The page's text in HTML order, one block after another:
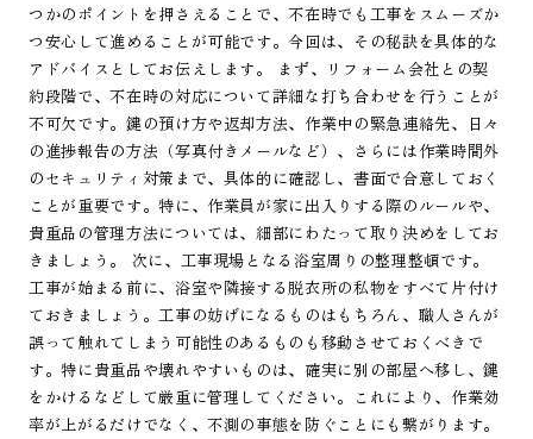
つかのポイントを押さえることで、不在時でも工事をスムーズか
つ安心して進めることが可能です。今回は、その秘訣を具体的な
アドバイスとしてお伝えします。 まず、リフォーム会社との契
約段階で、不在時の対応について詳細な打ち合わせを行うことが
不可欠です。鍵の預け方や返却方法、作業中の緊急連絡先、日々
の進捗報告の方法（写真付きメールなど）、さらには作業時間外
のセキュリティ対策まで、具体的に確認し、書面で合意しておく
ことが重要です。特に、作業員が家に出入りする際のルールや、
貴重品の管理方法については、細部にわたって取り決めをしてお
きましょう。 次に、工事現場となる浴室周りの整理整頓です。
工事が始まる前に、浴室や隣接する脱衣所の私物をすべて片付け
ておきましょう。工事の妨げになるものはもちろん、職人さんが
誤って触れてしまう可能性のあるものも移動させておくべきで
す。特に貴重品や壊れやすいものは、確実に別の部屋へ移し、鍵
をかけるなどして厳重に管理してください。これにより、作業効
率が上がるだけでなく、不測の事態を防ぐことにも繋がります。